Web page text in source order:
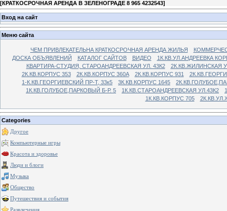
[КРАТКОСРОЧНАЯ АРЕНДА В ЗЕЛЕНОГРАДЕ 8 965 4232543]
Вход на сайт
Меню сайта
ЧЕМ ПРИВЛЕКАТЕЛЬНА КРАТКОСРОЧНАЯ АРЕНДА ЖИЛЬЯ
ДОСКА ОБЪЯВЛЕНИЙ
КАТАЛОГ САЙТОВ ВИДЕО
1К.КВ.УЛ.АНДРЕЕВКА
КВАРТИРА-СТУДИЯ, СТАРОАНДРЕЕВСКАЯ УЛ. 43К2
2К.КВ.ЖИЛИНСКАЯ
2К.КВ.КОРПУС 353
2К.КВ.КОРПУС 360А 2К.КВ.КОРПУС 931
1-К.КВ.ГЕОРГИЕВСКИЙ ПР-Т, 33к5
3К.КВ.КОРПУС 1645
1К.КВ.ГОЛУБОЕ,ПАРКОВЫЙ Б-Р. 5
1К.КВ.СТАРОАНДРЕЕВСКАЯ УЛ.43К2
1К.КВ.КОРПУС 705
Categories
Другое
Компьютерные игры
Красота и здоровье
Люди и блоги
Музыка
Общество
Путешествия и события
Развлечения